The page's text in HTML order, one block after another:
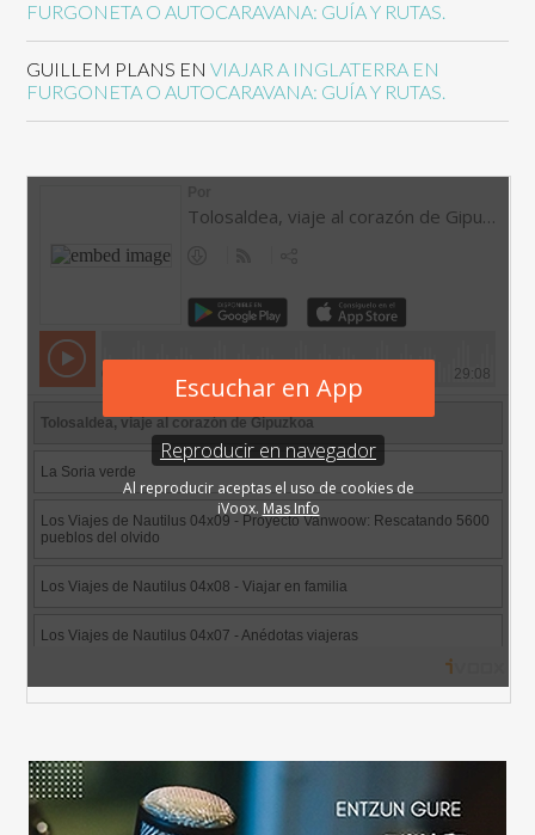
FURGONETA O AUTOCARAVANA: GUÍA Y RUTAS.
GUILLEM PLANS ENVIAJAR A INGLATERRA EN
FURGONETA O AUTOCARAVANA: GUÍA Y RUTAS.